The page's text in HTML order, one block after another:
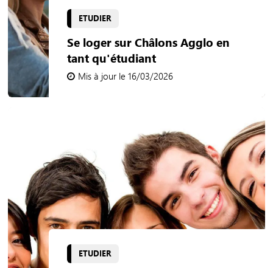
ETUDIER
Se loger sur Châlons Agglo en
tant qu'étudiant
Mis à jour le 16/03/2026
ETUDIER